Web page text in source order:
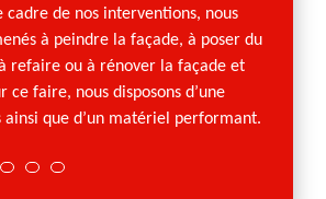
cadre de nos interventions, nous
à peindre la façade, à poser du
refaire ou à rénover la façade et
ce faire, nous disposons d’une
ainsi que d’un matériel performant.